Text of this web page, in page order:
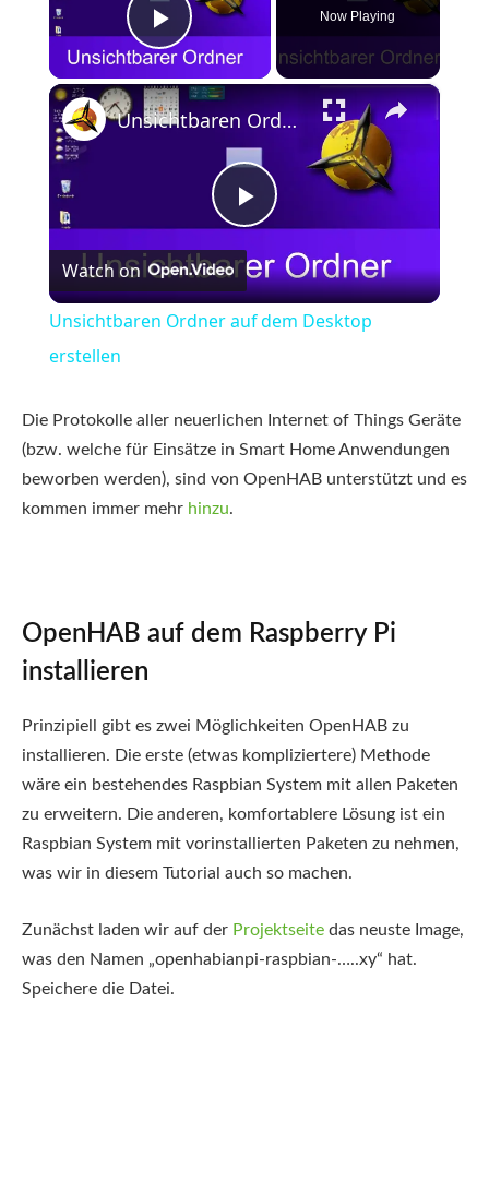
Play Video
Now Playing
×
Play
Video
Unsichtbaren Ordner auf dem Desktop erstellen
Watch on
Unsichtbaren Ordner auf dem Desktop
erstellen
Die Protokolle aller neuerlichen Internet of Things Geräte
(bzw. welche für Einsätze in Smart Home Anwendungen
beworben werden), sind von OpenHAB unterstützt und es
kommen immer mehr hinzu.
OpenHAB auf dem Raspberry Pi
installieren
Prinzipiell gibt es zwei Möglichkeiten OpenHAB zu
installieren. Die erste (etwas kompliziertere) Methode
wäre ein bestehendes Raspbian System mit allen Paketen
zu erweitern. Die anderen, komfortablere Lösung ist ein
Raspbian System mit vorinstallierten Paketen zu nehmen,
was wir in diesem Tutorial auch so machen.
Zunächst laden wir auf der Projektseite das neuste Image,
was den Namen „openhabianpi-raspbian-…..xy“ hat.
Speichere die Datei.